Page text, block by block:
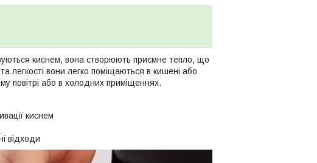
киснем, вона створюють приємне тепло, що
легкості вони легко поміщаються в кишені або
повітрі або в холодних приміщеннях.
киснем
відходи